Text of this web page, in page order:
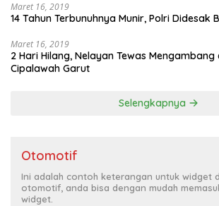
Maret 16, 2019
14 Tahun Terbunuhnya Munir, Polri Didesak
Maret 16, 2019
2 Hari Hilang, Nelayan Tewas Mengambang
Cipalawah Garut
Selengkapnya
Otomotif
Ini adalah contoh keterangan untuk widget
otomotif, anda bisa dengan mudah
widget.